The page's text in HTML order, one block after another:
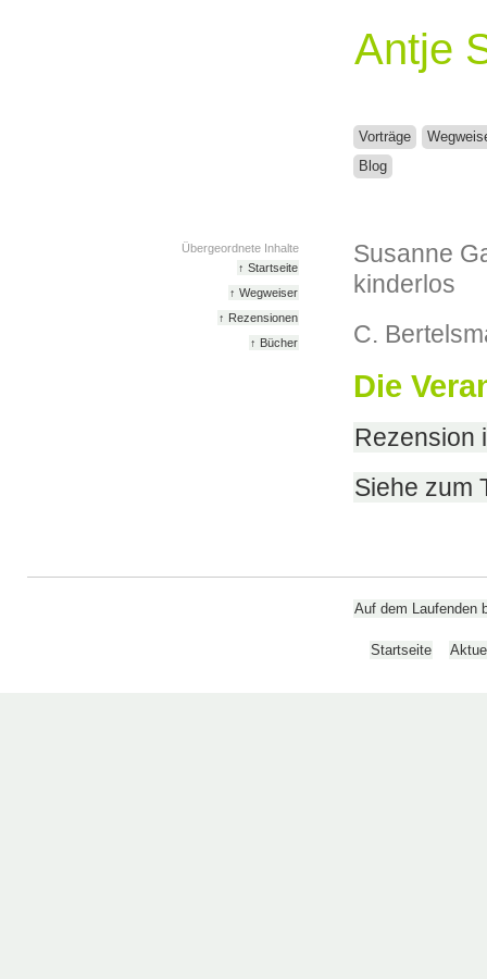
Antje
Vorträge
Blog
Übergeordnete Inhalte
↑ Startseite
↑ Wegweiser
↑ Rezensionen
↑ Bücher
Susanne
kinderlos
C.
Die
Rezension
Siehe zum
Auf dem Laufenden
Startseite